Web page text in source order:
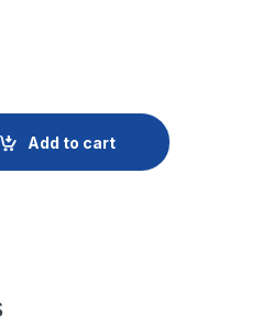
MP-AVC002 8466
Add to cart